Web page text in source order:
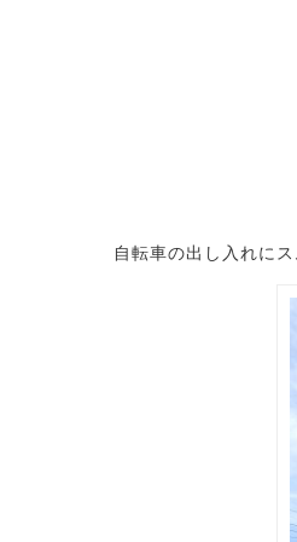
自転車の出し入れに